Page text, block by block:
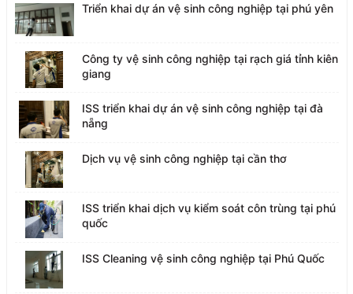
Triển khai dự án vệ sinh công nghiệp tại phú yên
Công ty vệ sinh công nghiệp tại rạch giá tỉnh kiên
giang
ISS triển khai dự án vệ sinh công nghiệp tại đà
nẵng
Dịch vụ vệ sinh công nghiệp tại cần thơ
ISS triển khai dịch vụ kiểm soát côn trùng tại phú
quốc
ISS Cleaning vệ sinh công nghiệp tại Phú Quốc